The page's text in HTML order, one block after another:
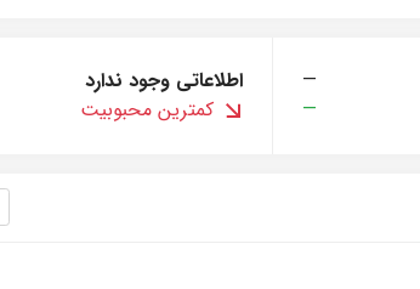
—
—
اطلاعاتی وجود ندارد
کمترین محبوبیت